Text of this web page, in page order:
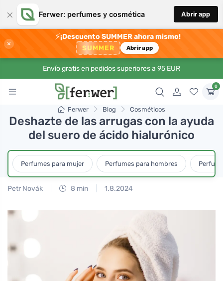
× Ferwer: perfumes y cosmética Abrir app
×
⚡¡Descuento SUMMER ahora mismo!
SUMMER Abrir app
Envío gratis en pedidos superiores a 95 EUR
0
Ferwer Blog Cosméticos
Deshazte de las arrugas con la ayuda
del suero de ácido hialurónico
Perfumes para mujer Perfumes para hombres
Petr Novák 8 min 1.8.2024